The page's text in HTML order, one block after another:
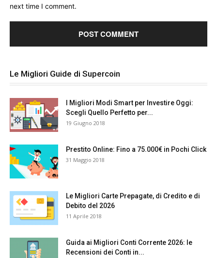
next time I comment.
Le Migliori Guide di Supercoin
I Migliori Modi Smart per Investire Oggi:
Scegli Quello Perfetto per...
19 Giugno 2018
Prestito Online: Fino a 75.000€ in Pochi Click
31 Maggio 2018
Le Migliori Carte Prepagate, di Credito e di
Debito del 2026
11 Aprile 2018
Guida ai Migliori Conti Corrente 2026: le
Recensioni dei Conti in...